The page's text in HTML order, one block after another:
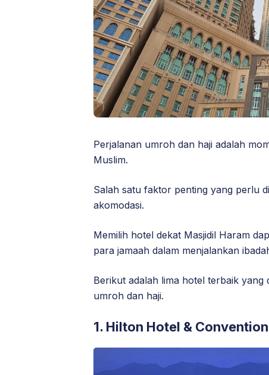
Perjalanan umroh dan haji adalah
Muslim.
Salah satu faktor penting yang perlu
akomodasi.
Memilih hotel dekat Masjidil Haram
para jamaah dalam menjalankan
Berikut adalah lima hotel terbaik
umroh dan haji.
1. Hilton Hotel & Convention